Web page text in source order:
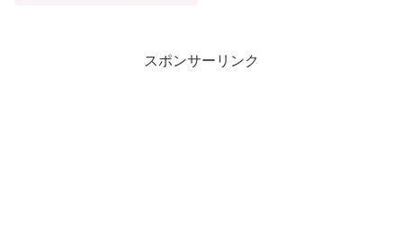
スポンサーリンク